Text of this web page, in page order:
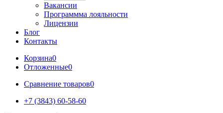
Вакансии
Программма лояльности
Лицензии
Блог
Контакты
Корзина0
Отложенные0
Сравнение товаров0
+7 (3843) 60-58-60